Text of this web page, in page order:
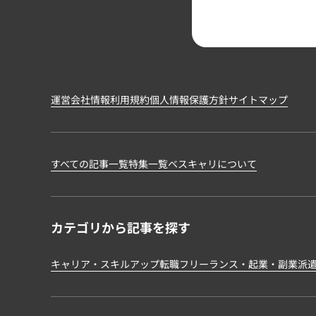
運営会社情報利用規約個人情報保護方針サイトマップ
すべての記事一覧特集一覧ベスキャリについて
カテゴリから記事を探す
キャリア・スキルアップ転職フリーランス・起業・副業派